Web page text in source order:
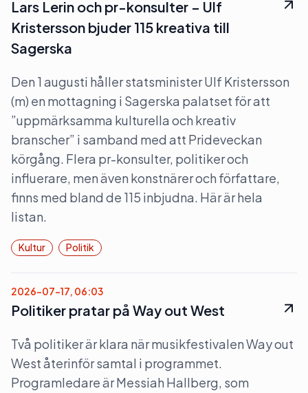
Lars Lerin och pr-konsulter – Ulf
Kristersson bjuder 115 kreativa till
Sagerska
Den 1 augusti håller statsminister Ulf Kristersson
(m) en mottagning i Sagerska palatset för att
”uppmärksamma kulturella och kreativ
branscher” i samband med att Prideveckan
körgång. Flera pr-konsulter, politiker och
influerare, men även konstnärer och författare,
finns med bland de 115 inbjudna. Här är hela
listan.
Kultur Politik
2026-07-17, 06:03
Politiker pratar på Way out West
Två politiker är klara när musikfestivalen Way out
West återinför samtal i programmet.
Programledare är Messiah Hallberg, som